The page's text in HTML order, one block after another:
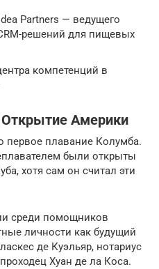
Partners — ведущего
решений для пищевых
компетенций в
Америки
первое плавание Колумба.
были открыты
хотя сам он считал эти
среди помощников
личности как будущий
де Куэльяр, нотариус
Хуан де ла Коса.